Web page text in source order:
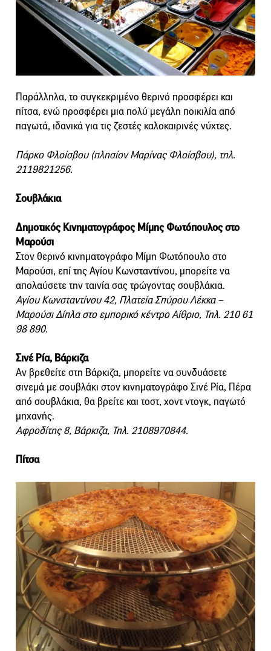
Παράλληλα, το συγκεκριμένο θερινό προσφέρει και
πίτσα, ενώ προσφέρει μια πολύ μεγάλη ποικιλία από
παγωτά, ιδανικά για τις ζεστές καλοκαιρινές νύχτες.
Πάρκο Φλοίσβου (πλησίον Μαρίνας Φλοίσβου), τηλ.
2119821256.
Σουβλάκια
Δημοτικός Κινηματογράφος Μίμης Φωτόπουλος στο
Μαρούσι
Στον θερινό κινηματογράφο Μίμη Φωτόπουλο στο
Μαρούσι, επί της Αγίου Κωνσταντίνου, μπορείτε να
απολαύσετε την ταινία σας τρώγοντας σουβλάκια.
Αγίου Κωνσταντίνου 42, Πλατεία Σπύρου Λέκκα –
Μαρούσι Δίπλα στο εμπορικό κέντρο Αίθριο, Τηλ. 210 61
98 890.
Σινέ Ρία, Βάρκιζα
Αν βρεθείτε στη Βάρκιζα, μπορείτε να συνδυάσετε
σινεμά με σουβλάκι στον κινηματογράφο Σινέ Ρία, Πέρα
από σουβλάκια, θα βρείτε και τοστ, χοντ ντογκ, παγωτό
μηχανής.
Αφροδίτης 8, Βάρκιζα, Τηλ. 2108970844.
Πίτσα